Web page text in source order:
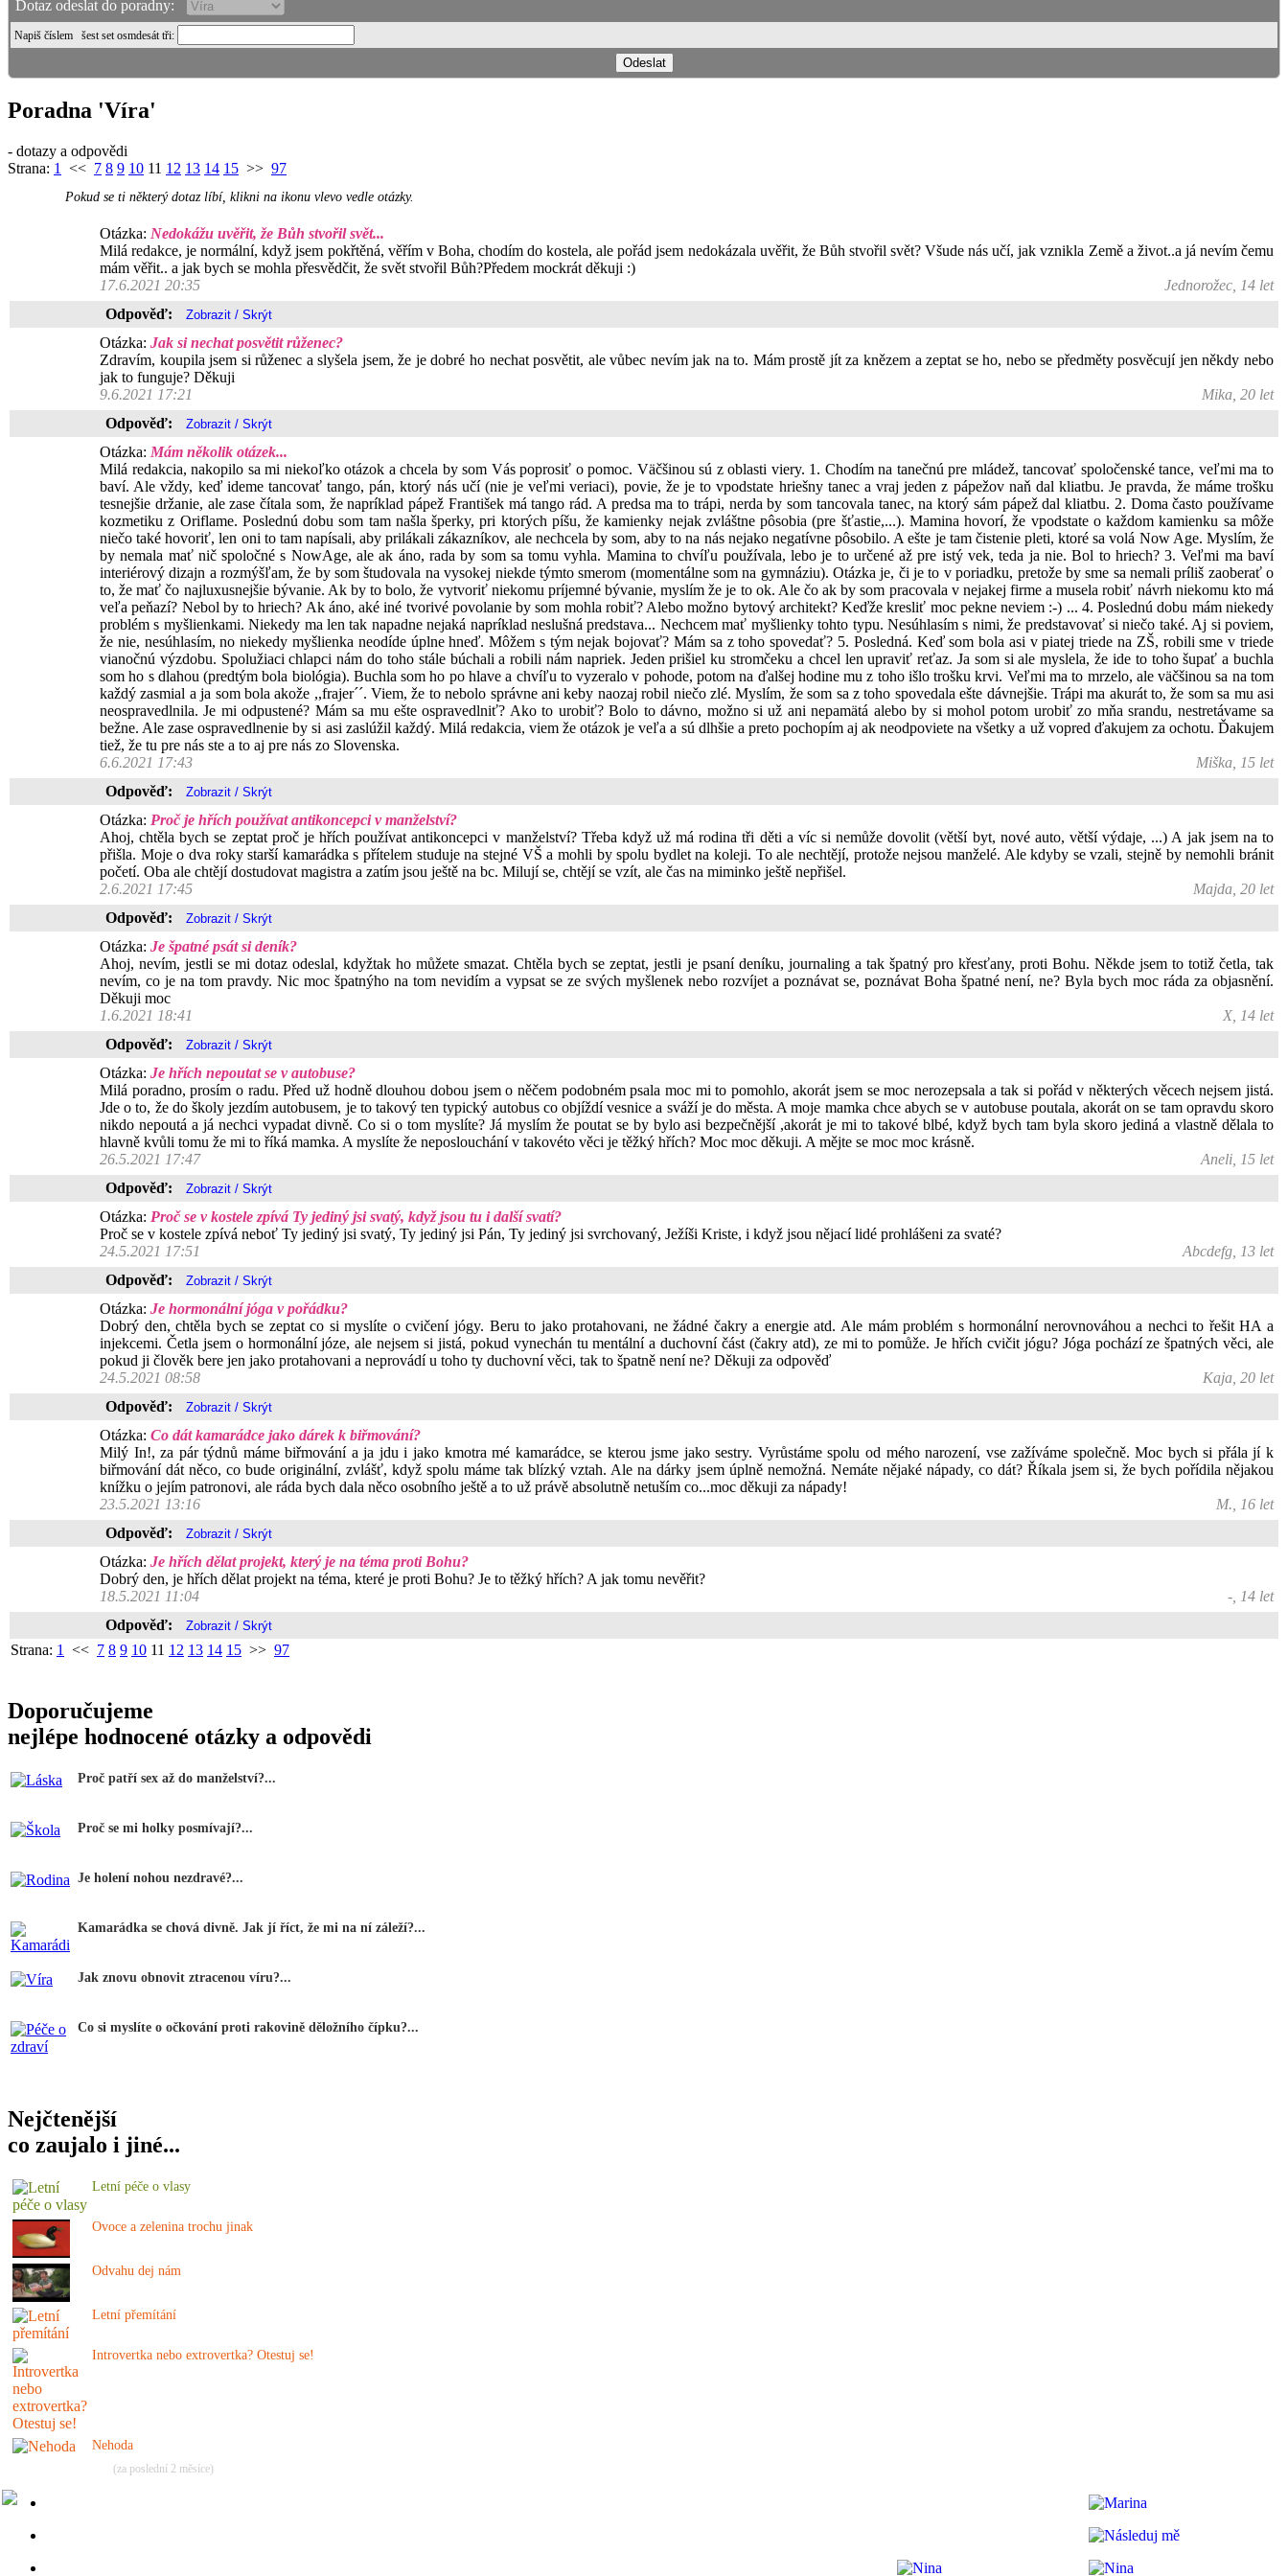
Dotaz odeslat do poradny:
Napiš číslem šest set osmdesát tři:
Poradna 'Víra'
- dotazy a odpovědi
Strana: 1 << 7 8 9 10 11 12 13 14 15 >> 97
Pokud se ti některý dotaz líbí, klikni na ikonu vlevo vedle otázky.
Otázka: Nedokážu uvěřit, že Bůh stvořil svět...
Milá redakce, je normální, když jsem pokřtěná, věřím v Boha, chodím do kostela, ale pořád jsem nedokázala uvěřit, že Bůh stvořil svět? Všude nás učí, jak vznikla Země a život..a já nevím čemu
mám věřit.. a jak bych se mohla přesvědčit, že svět stvořil Bůh?Předem mockrát děkuji :)
17.6.2021 20:35
Jednorožec, 14 let
Odpověď:
Otázka: Jak si nechat posvětit růženec?
Zdravím, koupila jsem si růženec a slyšela jsem, že je dobré ho nechat posvětit, ale vůbec nevím jak na to. Mám prostě jít za knězem a zeptat se ho, nebo se předměty posvěcují jen někdy nebo
jak to funguje? Děkuji
9.6.2021 17:21
Mika, 20 let
Odpověď:
Otázka: Mám několik otázek...
Milá redakcia, nakopilo sa mi niekoľko otázok a chcela by som Vás poprosiť o pomoc. Väčšinou sú z oblasti viery. 1. Chodím na tanečnú pre mládež, tancovať spoločenské tance, veľmi ma to
baví. Ale vždy, keď ideme tancovať tango, pán, ktorý nás učí (nie je veľmi veriaci), povie, že je to vpodstate hriešny tanec a vraj jeden z pápežov naň dal kliatbu. Je pravda, že máme trošku
tesnejšie držanie, ale zase čítala som, že napríklad pápež František má tango rád. A predsa ma to trápi, nerda by som tancovala tanec, na ktorý sám pápež dal kliatbu. 2. Doma často používame
kozmetiku z Oriflame. Poslednú dobu som tam našla šperky, pri ktorých píšu, že kamienky nejak zvláštne pôsobia (pre šťastie,...). Mamina hovorí, že vpodstate o každom kamienku sa môže
niečo také hovoriť, len oni to tam napísali, aby prilákali zákazníkov, ale nechcela by som, aby to na nás nejako negatívne pôsobilo. A ešte je tam čistenie pleti, ktoré sa volá Now Age. Myslím, že
by nemala mať nič spoločné s NowAge, ale ak áno, rada by som sa tomu vyhla. Mamina to chvíľu používala, lebo je to určené až pre istý vek, teda ja nie. Bol to hriech? 3. Veľmi ma baví
interiérový dizajn a rozmýšľam, že by som študovala na vysokej niekde týmto smerom (momentálne som na gymnáziu). Otázka je, či je to v poriadku, pretože by sme sa nemali príliš zaoberať o
to, že mať čo najluxusnejšie bývanie. Ak by to bolo, že vytvoriť niekomu príjemné bývanie, myslím že je to ok. Ale čo ak by som pracovala v nejakej firme a musela robiť návrh niekomu kto má
veľa peňazí? Nebol by to hriech? Ak áno, aké iné tvorivé povolanie by som mohla robiť? Alebo možno bytový architekt? Keďže kresliť moc pekne neviem :-) ... 4. Poslednú dobu mám niekedy
problém s myšlienkami. Niekedy ma len tak napadne nejaká napríklad neslušná predstava... Nechcem mať myšlienky tohto typu. Nesúhlasím s nimi, že predstavovať si niečo také. Aj si poviem,
že nie, nesúhlasím, no niekedy myšlienka neodíde úplne hneď. Môžem s tým nejak bojovať? Mám sa z toho spovedať? 5. Posledná. Keď som bola asi v piatej triede na ZŠ, robili sme v triede
vianočnú výzdobu. Spolužiaci chlapci nám do toho stále búchali a robili nám napriek. Jeden prišiel ku stromčeku a chcel len upraviť reťaz. Ja som si ale myslela, že ide to toho šupať a buchla
som ho s dlahou (predtým bola biológia). Buchla som ho po hlave a chvíľu to vyzeralo v pohode, potom na ďalšej hodine mu z toho išlo trošku krvi. Veľmi ma to mrzelo, ale väčšinou sa na tom
každý zasmial a ja som bola akože ,,frajer´´. Viem, že to nebolo správne ani keby naozaj robil niečo zlé. Myslím, že som sa z toho spovedala ešte dávnejšie. Trápi ma akurát to, že som sa mu asi
neospravedlnila. Je mi odpustené? Mám sa mu ešte ospravedlniť? Ako to urobiť? Bolo to dávno, možno si už ani nepamätá alebo by si mohol potom urobiť zo mňa srandu, nestretávame sa
bežne. Ale zase ospravedlnenie by si asi zaslúžil každý. Milá redakcia, viem že otázok je veľa a sú dlhšie a preto pochopím aj ak neodpoviete na všetky a už vopred ďakujem za ochotu. Ďakujem
tiež, že tu pre nás ste a to aj pre nás zo Slovenska.
6.6.2021 17:43
Miška, 15 let
Odpověď:
Otázka: Proč je hřích používat antikoncepci v manželství?
Ahoj, chtěla bych se zeptat proč je hřích používat antikoncepci v manželství? Třeba když už má rodina tři děti a víc si nemůže dovolit (větší byt, nové auto, větší výdaje, ...) A jak jsem na to
přišla. Moje o dva roky starší kamarádka s přítelem studuje na stejné VŠ a mohli by spolu bydlet na koleji. To ale nechtějí, protože nejsou manželé. Ale kdyby se vzali, stejně by nemohli bránit
početí. Oba ale chtějí dostudovat magistra a zatím jsou ještě na bc. Milují se, chtějí se vzít, ale čas na miminko ještě nepřišel.
2.6.2021 17:45
Majda, 20 let
Odpověď:
Otázka: Je špatné psát si deník?
Ahoj, nevím, jestli se mi dotaz odeslal, kdyžtak ho můžete smazat. Chtěla bych se zeptat, jestli je psaní deníku, journaling a tak špatný pro křesťany, proti Bohu. Někde jsem to totiž četla, tak
nevím, co je na tom pravdy. Nic moc špatnýho na tom nevidím a vypsat se ze svých myšlenek nebo rozvíjet a poznávat se, poznávat Boha špatné není, ne? Byla bych moc ráda za objasnění.
Děkuji moc
1.6.2021 18:41
X, 14 let
Odpověď:
Otázka: Je hřích nepoutat se v autobuse?
Milá poradno, prosím o radu. Před už hodně dlouhou dobou jsem o něčem podobném psala moc mi to pomohlo, akorát jsem se moc nerozepsala a tak si pořád v některých věcech nejsem jistá.
Jde o to, že do školy jezdím autobusem, je to takový ten typický autobus co objíždí vesnice a sváží je do města. A moje mamka chce abych se v autobuse poutala, akorát on se tam opravdu skoro
nikdo nepoutá a já nechci vypadat divně. Co si o tom myslíte? Já myslím že poutat se by bylo asi bezpečnější ,akorát je mi to takové blbé, když bych tam byla skoro jediná a vlastně dělala to
hlavně kvůli tomu že mi to říká mamka. A myslíte že neposlouchání v takovéto věci je těžký hřích? Moc moc děkuji. A mějte se moc moc krásně.
26.5.2021 17:47
Aneli, 15 let
Odpověď:
Otázka: Proč se v kostele zpívá Ty jediný jsi svatý, když jsou tu i další svatí?
Proč se v kostele zpívá neboť Ty jediný jsi svatý, Ty jediný jsi Pán, Ty jediný jsi svrchovaný, Ježíši Kriste, i když jsou nějací lidé prohlášeni za svaté?
24.5.2021 17:51
Abcdefg, 13 let
Odpověď:
Otázka: Je hormonální jóga v pořádku?
Dobrý den, chtěla bych se zeptat co si myslíte o cvičení jógy. Beru to jako protahovani, ne žádné čakry a energie atd. Ale mám problém s hormonální nerovnováhou a nechci to řešit HA a
injekcemi. Četla jsem o hormonální józe, ale nejsem si jistá, pokud vynechán tu mentální a duchovní část (čakry atd), ze mi to pomůže. Je hřích cvičit jógu? Jóga pochází ze špatných věci, ale
pokud ji člověk bere jen jako protahovani a neprovádí u toho ty duchovní věci, tak to špatně není ne? Děkuji za odpověď
24.5.2021 08:58
Kaja, 20 let
Odpověď:
Otázka: Co dát kamarádce jako dárek k biřmování?
Milý In!, za pár týdnů máme biřmování a ja jdu i jako kmotra mé kamarádce, se kterou jsme jako sestry. Vyrůstáme spolu od mého narození, vse zažíváme společně. Moc bych si přála jí k
biřmování dát něco, co bude originální, zvlášť, když spolu máme tak blízký vztah. Ale na dárky jsem úplně nemožná. Nemáte nějaké nápady, co dát? Říkala jsem si, že bych pořídila nějakou
knížku o jejím patronovi, ale ráda bych dala něco osobního ještě a to už právě absolutně netuším co...moc děkuji za nápady!
23.5.2021 13:16
M., 16 let
Odpověď:
Otázka: Je hřích dělat projekt, který je na téma proti Bohu?
Dobrý den, je hřích dělat projekt na téma, které je proti Bohu? Je to těžký hřích? A jak tomu nevěřit?
18.5.2021 11:04
-, 14 let
Odpověď:
Strana: 1 << 7 8 9 10 11 12 13 14 15 >> 97
Doporučujeme
nejlépe hodnocené otázky a odpovědi
Proč patří sex až do manželství?...
Proč se mi holky posmívají?...
Je holení nohou nezdravé?...
Kamarádka se chová divně. Jak jí říct, že mi na ní záleží?...
Jak znovu obnovit ztracenou víru?...
Co si myslíte o očkování proti rakovině děložního čípku?...
Nejčtenější
co zaujalo i jiné...
Letní péče o vlasy
Ovoce a zelenina trochu jinak
Odvahu dej nám
Letní přemítání
Introvertka nebo extrovertka? Otestuj se!
Nehoda
(za poslední 2 měsíce)